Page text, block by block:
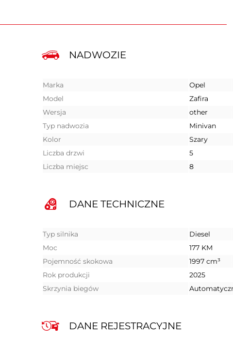
NADWOZIE
Marka
Opel
Model
Zafira
Wersja
other
Typ nadwozia
Minivan
Kolor
Szary
Liczba drzwi
5
Liczba miejsc
8
DANE TECHNICZNE
Typ silnika
Diesel
Moc
177 KM
Pojemność skokowa
1997 cm³
Rok produkcji
2025
Skrzynia biegów
DANE REJESTRACYJNE